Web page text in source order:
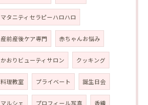
マタニティセラピーハロハロ
産前産後ケア専門 赤ちゃんお悩み
かおりビューティサロン クッキング
料理教室 プライベート 誕生日会
マルシェ プロフィール写真 香織